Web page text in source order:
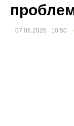
07.06.2026 10:50